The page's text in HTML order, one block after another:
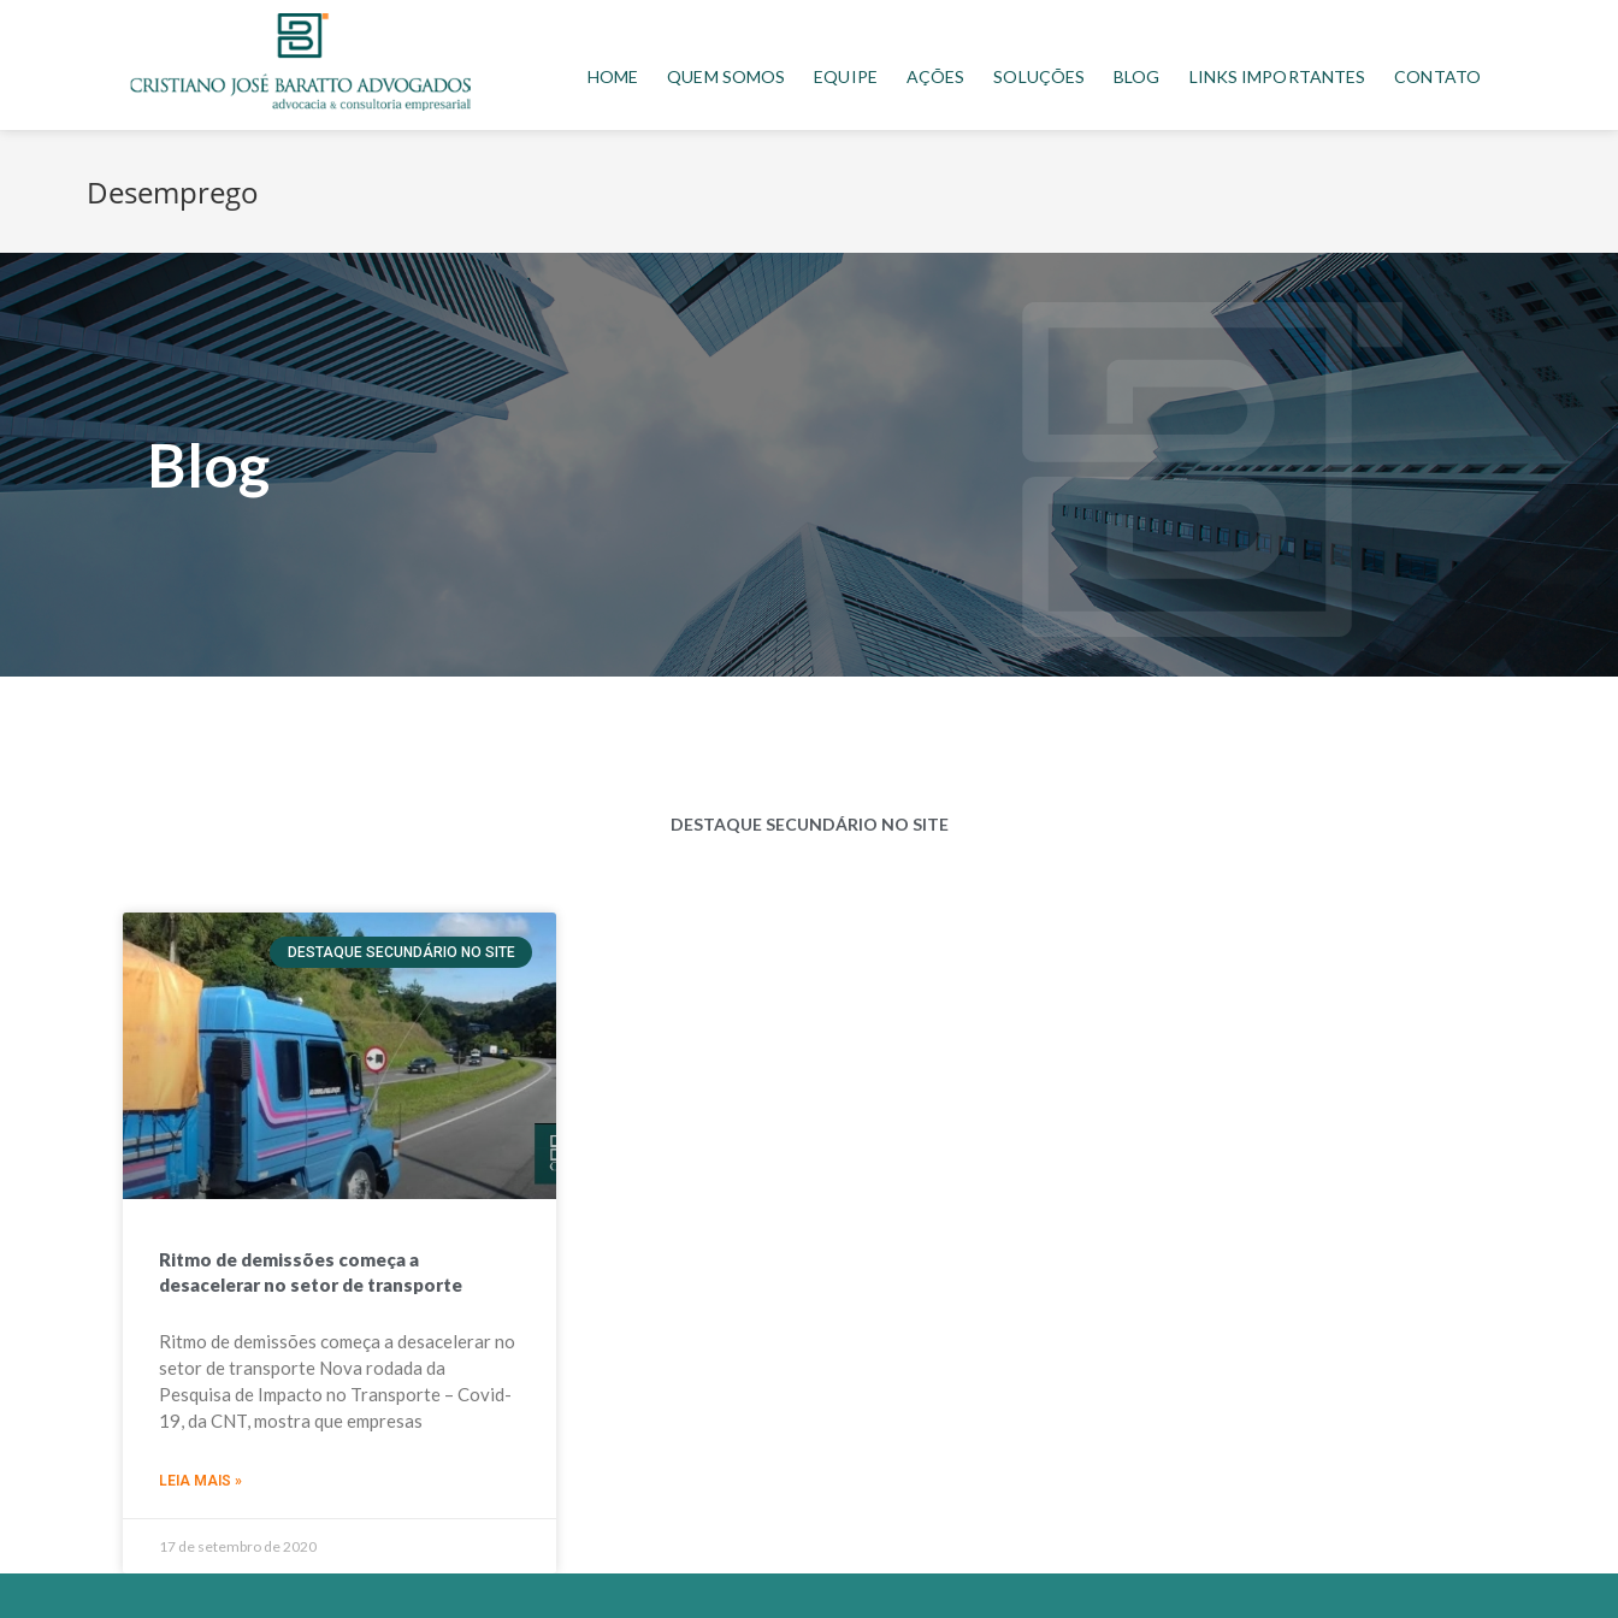
HOME QUEM SOMOS EQUIPE AÇÕES SOLUÇÕES BLOG LINKS IMPORTANTES CONTATO
Desemprego
Blog
DESTAQUE SECUNDÁRIO NO SITE
DESTAQUE SECUNDÁRIO NO SITE
Ritmo de demissões começa a
desacelerar no setor de transporte
Ritmo de demissões começa a desacelerar no
setor de transporte Nova rodada da
Pesquisa de Impacto no Transporte – Covid-
19, da CNT, mostra que empresas
LEIA MAIS »
17 de setembro de 2020